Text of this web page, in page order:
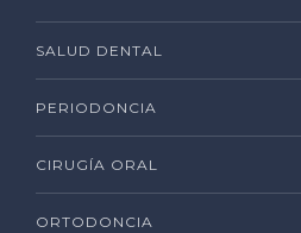
SALUD DENTAL
PERIODONCIA
CIRUGÍA ORAL
ORTODONCIA